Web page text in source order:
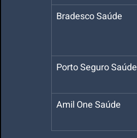
Bradesco Saúde
Porto Seguro Saúde
Amil One Saúde